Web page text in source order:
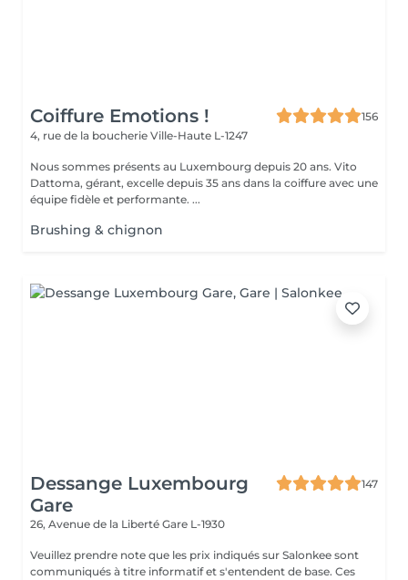
Coiffure Emotions !
156
4, rue de la boucherie Ville-Haute L-1247
Nous sommes présents au Luxembourg depuis 20 ans. Vito
Dattoma, gérant, excelle depuis 35 ans dans la coiffure avec une
équipe fidèle et performante. ...
Brushing & chignon
Dessange Luxembourg
Gare
147
26, Avenue de la Liberté Gare L-1930
Veuillez prendre note que les prix indiqués sur Salonkee sont
communiqués à titre informatif et s'entendent de base. Ces